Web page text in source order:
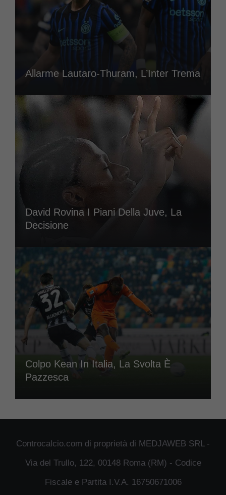
Allarme Lautaro-Thuram, L’Inter Trema
David Rovina I Piani Della Juve, La
Decisione
Colpo Kean In Italia, La Svolta È
Pazzesca
Controcalcio.com di proprietà di MEDJAWEB SRL -
Via del Trullo, 122, 00148 Roma (RM) - Codice
Fiscale e Partita I.V.A. 16750671006